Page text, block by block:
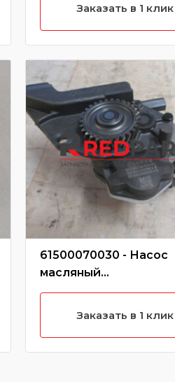
Заказать в 1 клик
61500070030 - Насос
масляный
WD10/61500070030/
Заказать в 1 клик